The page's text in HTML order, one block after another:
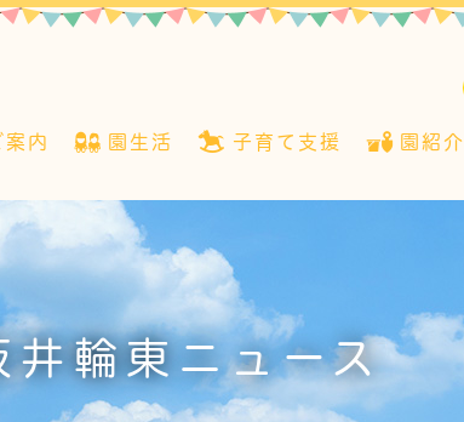
内 園生活 子育て支援 園紹介
井輪東ニュース